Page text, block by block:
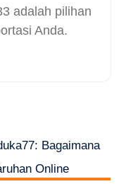
adalah pilihan
Anda.
Bagaimana
Online